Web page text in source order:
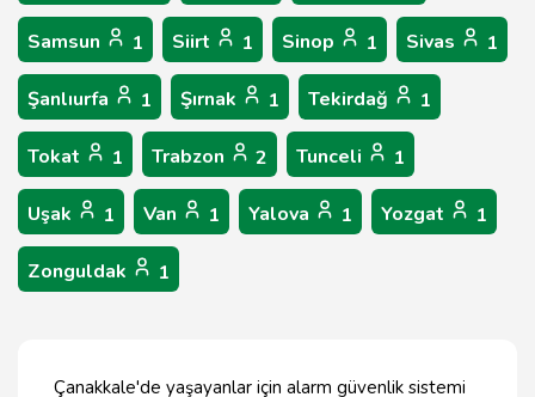
Samsun 1 Siirt 1 Sinop 1 Sivas 1
Şanlıurfa 1 Şırnak 1 Tekirdağ 1
Tokat 1 Trabzon 2 Tunceli 1
Uşak 1 Van 1 Yalova 1 Yozgat 1
Zonguldak 1
Çanakkale'de yaşayanlar için alarm güvenlik sistemi